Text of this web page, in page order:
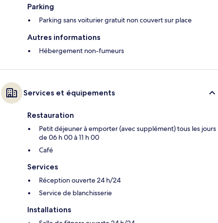
Parking
Parking sans voiturier gratuit non couvert sur place
Autres informations
Hébergement non-fumeurs
Services et équipements
Restauration
Petit déjeuner à emporter (avec supplément) tous les jours
de 06 h 00 à 11 h 00
Café
Services
Réception ouverte 24 h/24
Service de blanchisserie
Installations